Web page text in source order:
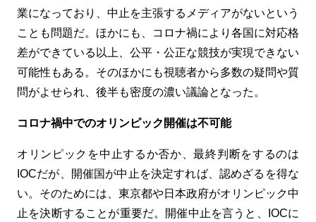
業になっており、中止を主張するメディアがないという
ことも問題だ。ほかにも、コロナ禍により各国に対応格
差ができている以上、公平・公正な競技が実現できない
可能性もある。そのほかにも視聴者から多数の疑問や質
問がよせられ、後半も密度の濃い議論となった。
コロナ禍中でのオリンピック開催は不可能
オリンピックを中止するか否か、最終判断をするのは
IOCだが、開催国が中止を決定すれば、認めざるを得な
い。そのためには、東京都や日本政府がオリンピック中
止を決断することが重要だ。開催中止を言うと、
IOCに